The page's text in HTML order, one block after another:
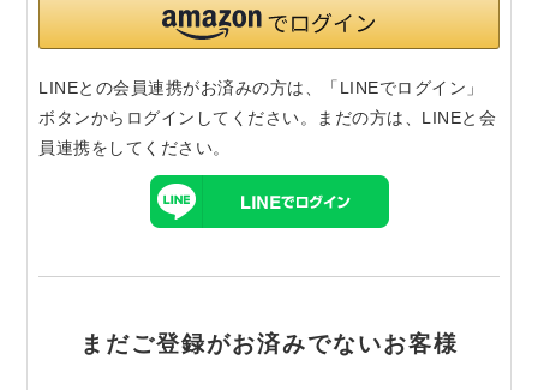
LINEとの会員連携がお済みの方は、「LINEでログイン」
ボタンからログインしてください。まだの方は、 LINEと会
員連携をしてください。
まだご登録がお済みでないお客様